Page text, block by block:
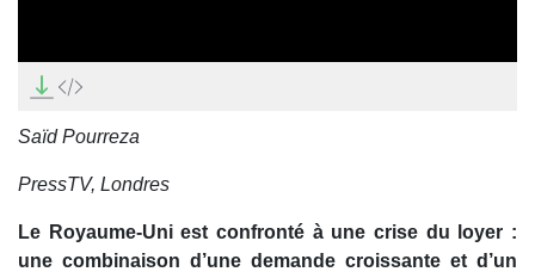
seconds
0
seconds
Saïd Pourreza
PressTV, Londres
Le Royaume-Uni est confronté à une crise du loyer :
une combinaison d’une demande croissante et d’un